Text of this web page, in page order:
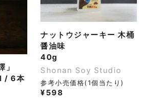
」
/ 6本
ナットウジャーキー 木桶
醤油味
40g
Shonan Soy Studio
参考小売価格(1個当たり)
¥598